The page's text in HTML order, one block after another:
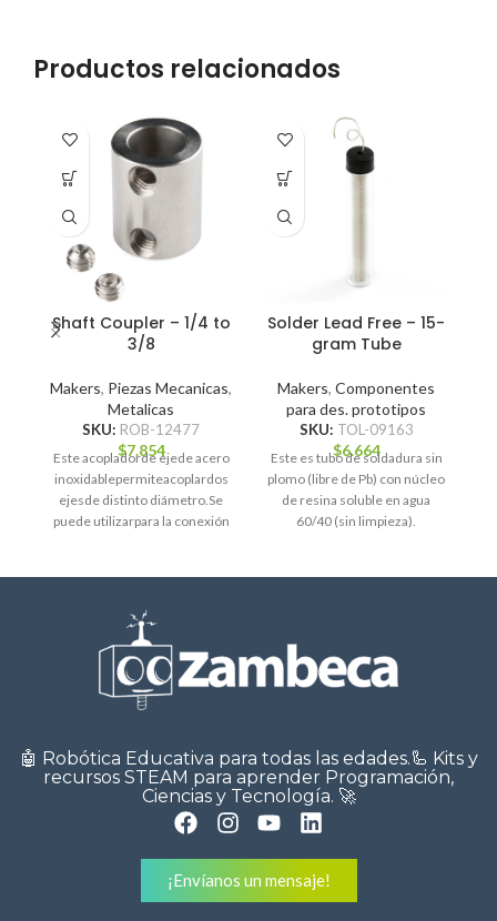
Productos relacionados
Shaft Coupler – 1/4 to
3/8
Makers, Piezas Mecanicas,
Metalicas
SKU: ROB-12477
$7.854
Este acopladorde ejede acero
inoxidablepermiteacoplardos
ejesde distinto diámetro.Se
puede utilizarpara la conexión
Solder Lead Free – 15-
gram Tube
Makers, Componentes
para des. prototipos
SKU: TOL-09163
$6.664
Este es tubo de soldadura sin
plomo (libre de Pb) con núcleo
de resina soluble en agua
60/40 (sin limpieza).
🤖 Robótica Educativa para todas las edades.🦾 Kits y
recursos STEAM para aprender Programación,
Ciencias y Tecnología. 🚀
¡Envíanos un mensaje!